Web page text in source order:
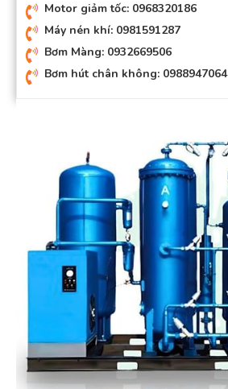
Motor giảm tốc: 0968320186
Máy nén khí: 0981591287
Bơm Màng: 0932669506
Bơm hút chân không: 0988947064